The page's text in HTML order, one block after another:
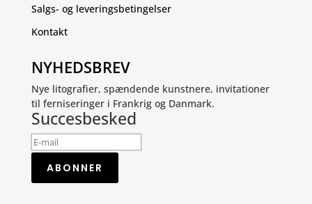
Salgs- og leveringsbetingelser
Kontakt
NYHEDSBREV
Nye litografier, spændende kunstnere, invitationer
til ferniseringer i Frankrig og Danmark.
Succesbesked
ABONNER